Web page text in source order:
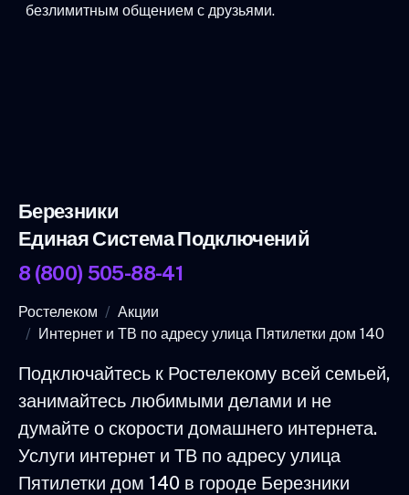
безлимитным общением с друзьями.
Березники
Единая Система Подключений
8 (800) 505-88-41
Ростелеком
Акции
Интернет и ТВ по адресу улица Пятилетки дом 140
Подключайтесь к Ростелекому всей семьей,
занимайтесь любимыми делами и не
думайте о скорости домашнего интернета.
Услуги интернет и ТВ по адресу улица
Пятилетки дом 140 в городе Березники